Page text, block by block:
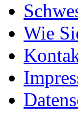
Wie